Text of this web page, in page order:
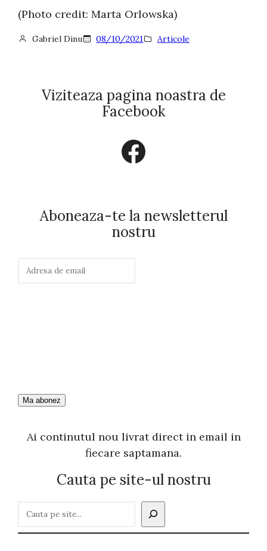
(Photo credit: Marta Orlowska)
Gabriel Dinu 08/10/2021 Articole
Viziteaza pagina noastra de
Facebook
Facebook
Aboneaza-te la newsletterul
nostru
Ai continutul nou livrat direct in email in
fiecare saptamana.
Cauta pe site-ul nostru